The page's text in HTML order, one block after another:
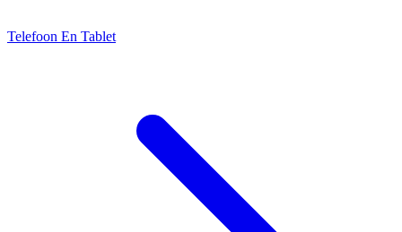
Telefoon En Tablet